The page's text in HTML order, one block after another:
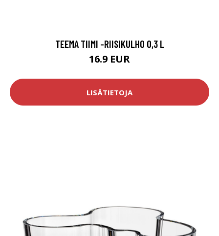
TEEMA TIIMI -RIISIKULHO 0,3 L
16.9 EUR
LISÄTIETOJA